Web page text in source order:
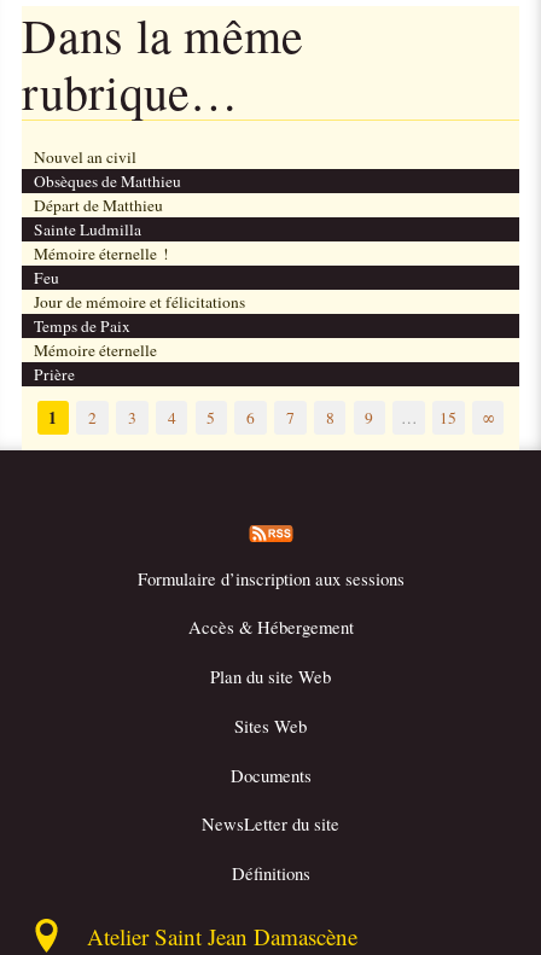
Dans la même
rubrique…
Nouvel an civil
Obsèques de Matthieu
Départ de Matthieu
Sainte Ludmilla
Mémoire éternelle !
Feu
Jour de mémoire et félicitations
Temps de Paix
Mémoire éternelle
Prière
1 2 3 4 5 6 7 8 9 … 15 ∞
Formulaire d’inscription aux sessions
Accès & Hébergement
Plan du site Web
Sites Web
Documents
NewsLetter du site
Définitions
Atelier Saint Jean Damascène